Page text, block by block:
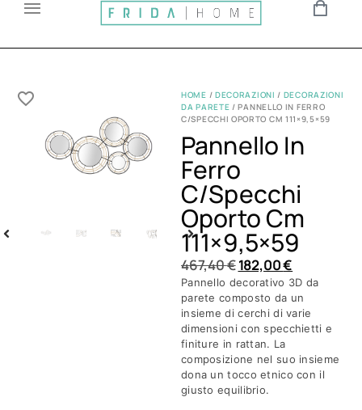
HOME / DECORAZIONI / DECORAZIONI
DA PARETE / PANNELLO IN FERRO
C/SPECCHI OPORTO CM 111×9,5×59
Pannello In
Ferro
C/specchi
Oporto Cm
111×9,5×59
467,40€182,00€
Pannello decorativo 3D da
parete composto da un
insieme di cerchi di varie
dimensioni con specchietti e
finiture in rattan. La
composizione nel suo insieme
dona un tocco etnico con il
giusto equilibrio.